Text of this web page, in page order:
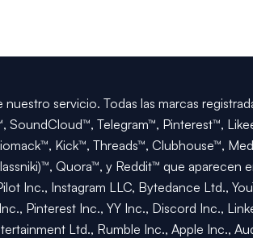
servicio. Todas las marcas
SoundCloud™, Telegram™, Pinterest™,
Kick™, Threads™, Clubhouse™,
Quora™, y Reddit™ que aparecen
Inc., Instagram LLC, Bytedance Ltd.,
Pinterest Inc., YY Inc., Discord Inc.,
Ltd., Rumble Inc., Apple Inc.,